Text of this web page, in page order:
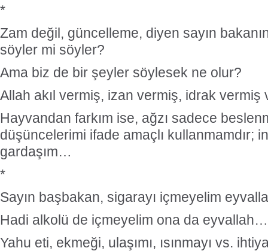
*
Zam değil, güncelleme, diyen sayın
söyler mi söyler?
Ama biz de bir şeyler söylesek ne olur?
Allah akıl vermiş, izan vermiş, idrak vermiş
Hayvandan farkım ise, ağzı sadece
düşüncelerimi ifade amaçlı kullanmamdır;
gardaşım…
*
Sayın başbakan, sigarayı içmeyelim
Hadi alkolü de içmeyelim ona da eyvallah…
Yahu eti, ekmeği, ulaşımı, ısınmayı vs.